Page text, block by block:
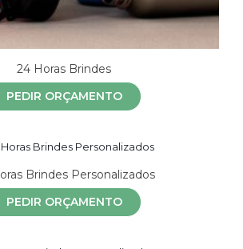
24 Horas Brindes
PEDIR ORÇAMENTO
Brindes Personalizados
PEDIR ORÇAMENTO